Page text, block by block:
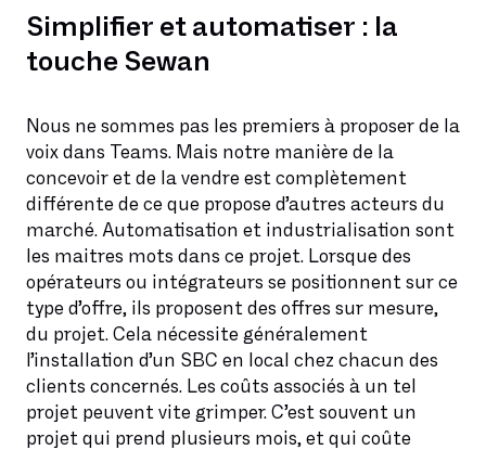
Simplifier et automatiser : la
touche Sewan
Nous ne sommes pas les premiers à proposer de la
voix dans Teams. Mais notre manière de la
concevoir et de la vendre est complètement
différente de ce que propose d’autres acteurs du
marché. Automatisation et industrialisation sont
les maitres mots dans ce projet. Lorsque des
opérateurs ou intégrateurs se positionnent sur ce
type d’offre, ils proposent des offres sur mesure,
du projet. Cela nécessite généralement
l’installation d’un SBC en local chez chacun des
clients concernés. Les coûts associés à un tel
projet peuvent vite grimper. C’est souvent un
projet qui prend plusieurs mois, et qui coûte